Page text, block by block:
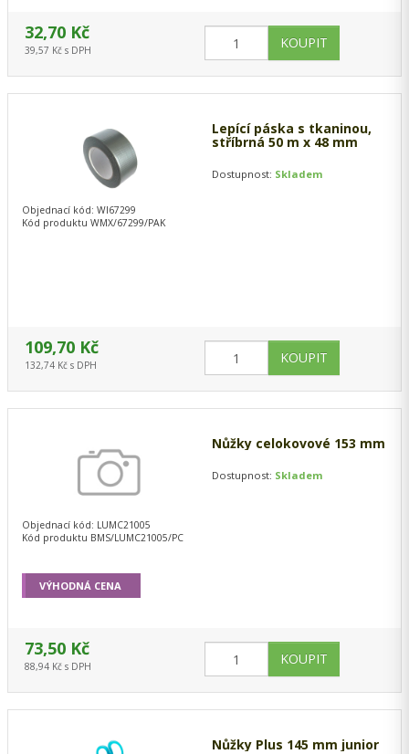
32,70 Kč
39,57 Kč s DPH
Lepící páska s tkaninou,
stříbrná 50 m x 48 mm
Dostupnost: Skladem
Objednací kód: WI67299
Kód produktu WMX/67299/PAK
109,70 Kč
132,74 Kč s DPH
Nůžky celokovové 153 mm
Dostupnost: Skladem
Objednací kód: LUMC21005
Kód produktu BMS/LUMC21005/PC
73,50 Kč
88,94 Kč s DPH
VÝHODNÁ CENA
Nůžky Plus 145 mm junior